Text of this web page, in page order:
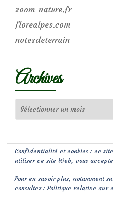
zoom-nature.fr
florealpes.com
notesdeterrain
Archives
Confidentialité et cookies : ce
utiliser ce site Web, vous
Pour en savoir plus, notamment
consultez :Politique relative aux